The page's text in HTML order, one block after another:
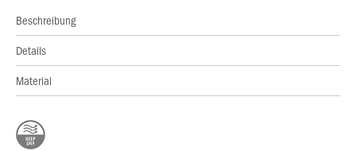
Beschreibung
Details
Material